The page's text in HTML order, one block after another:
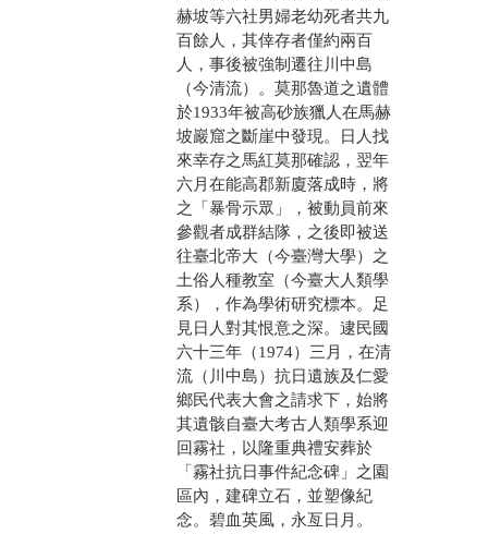
赫坡等六社男婦老幼死者共九
百餘人，其倖存者僅約兩百
人，事後被強制遷往川中島
（今清流）。莫那魯道之遺體
於1933年被高砂族獵人在馬赫
坡巖窟之斷崖中發現。日人找
來幸存之馬紅莫那確認，翌年
六月在能高郡新廈落成時，將
之「暴骨示眾」，被動員前來
參觀者成群結隊，之後即被送
往臺北帝大（今臺灣大學）之
土俗人種教室（今臺大人類學
系），作為學術研究標本。足
見日人對其恨意之深。逮民國
六十三年（1974）三月，在清
流（川中島）抗日遺族及仁愛
鄉民代表大會之請求下，始將
其遺骸自臺大考古人類學系迎
回霧社，以隆重典禮安葬於
「霧社抗日事件紀念碑」之園
區內，建碑立石，並塑像紀
念。碧血英風，永亙日月。